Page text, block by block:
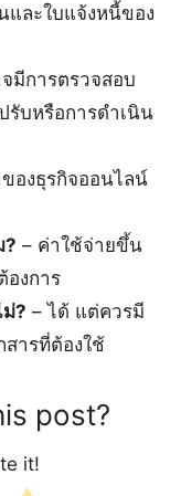
และใบแจ้งหนี้ของ
มีการตรวจสอบ
รับหรือการดำเนิน
ของธุรกิจออนไลน์
? – ค่าใช้จ่ายขึ้น
องการ
? – ได้ แต่ควรมี
สารที่ต้องใช้
post?
it!